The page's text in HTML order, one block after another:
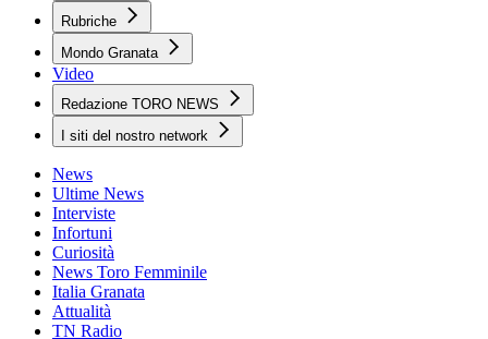
Rubriche
Mondo Granata
Video
Redazione TORO NEWS
I siti del nostro network
News
Ultime News
Interviste
Infortuni
Curiosità
News Toro Femminile
Italia Granata
Attualità
TN Radio